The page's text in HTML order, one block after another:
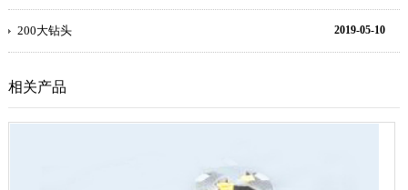
2019-05-10
200大钻头
相关产品